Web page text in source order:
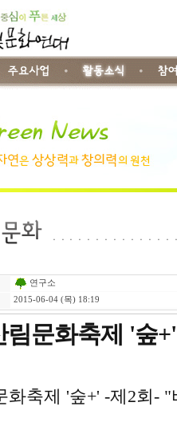
연구소
2015-06-04 (목) 18:19
림문화축제 '숲
화축제 '숲+' -제2회-